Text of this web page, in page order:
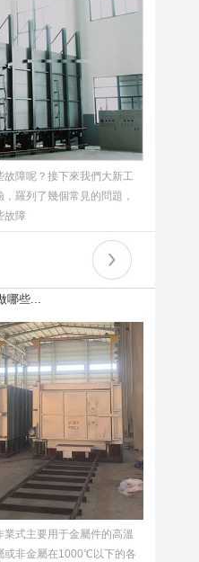
障呢？接下來我們大新工
羅列了幾個常見的問題，
故障
哪些...
式主要用于金屬件的高溫
或非金屬在1000℃以下的各